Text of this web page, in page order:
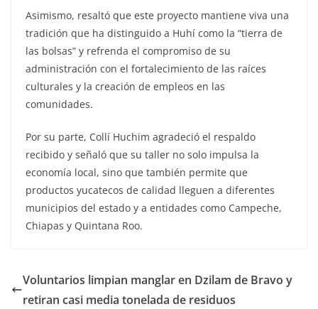
Asimismo, resaltó que este proyecto mantiene viva una
tradición que ha distinguido a Huhí como la “tierra de
las bolsas” y refrenda el compromiso de su
administración con el fortalecimiento de las raíces
culturales y la creación de empleos en las
comunidades.
Por su parte, Collí Huchim agradeció el respaldo
recibido y señaló que su taller no solo impulsa la
economía local, sino que también permite que
productos yucatecos de calidad lleguen a diferentes
municipios del estado y a entidades como Campeche,
Chiapas y Quintana Roo.
Voluntarios limpian manglar en Dzilam de Bravo y
retiran casi media tonelada de residuos